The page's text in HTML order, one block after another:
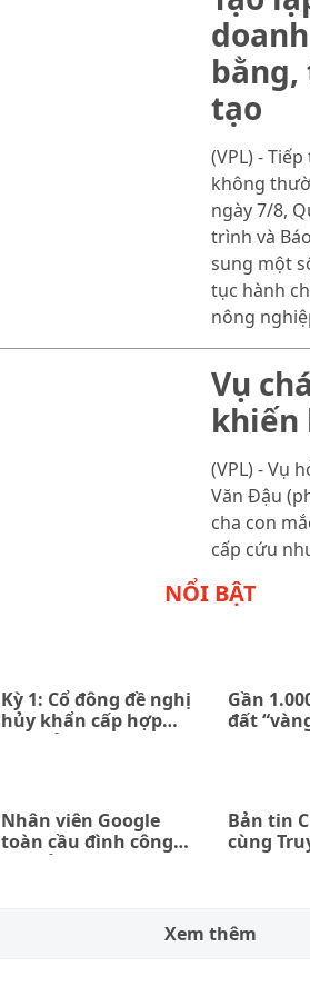
bằng,
tạo
(VPL) -
không
ngày 7/8,
trình và
sung một
tục hành
nông
Vụ
khiến
(VPL) - Vụ
Văn Đậu
cha con
cấp cứu
NỔI BẬT
Kỳ 1: Cổ đông đề nghị
hủy khẩn cấp hợp
đồng ủy quyền giữa
Gần
đất
Nhân viên Google
toàn cầu đình công
đòi hỏi quyền lợi
Bản tin
cùng
Xem thêm